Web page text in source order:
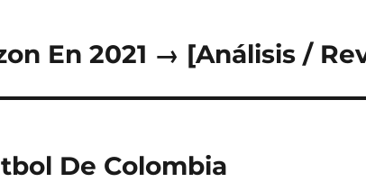
En 2021 → [Análisis /
De Colombia